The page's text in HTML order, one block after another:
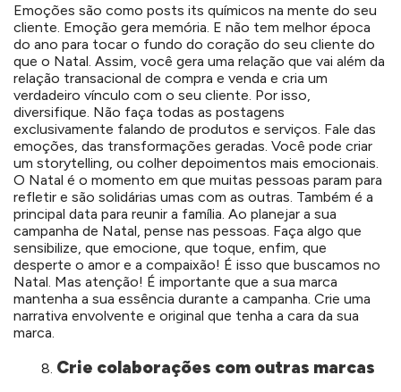
Emoções são como posts its químicos na mente do seu
cliente. Emoção gera memória. E não tem melhor época
do ano para tocar o fundo do coração do seu cliente do
que o Natal. Assim, você gera uma relação que vai além da
relação transacional de compra e venda e cria um
verdadeiro vínculo com o seu cliente. Por isso,
diversifique. Não faça todas as postagens
exclusivamente falando de produtos e serviços. Fale das
emoções, das transformações geradas. Você pode criar
um storytelling, ou colher depoimentos mais emocionais.
O Natal é o momento em que muitas pessoas param para
refletir e são solidárias umas com as outras. Também é a
principal data para reunir a família. Ao planejar a sua
campanha de Natal, pense nas pessoas. Faça algo que
sensibilize, que emocione, que toque, enfim, que
desperte o amor e a compaixão! É isso que buscamos no
Natal. Mas atenção! É importante que a sua marca
mantenha a sua essência durante a campanha. Crie uma
narrativa envolvente e original que tenha a cara da sua
marca.
Crie colaborações com outras marcas